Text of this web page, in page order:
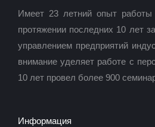
Имеет 23 летний опыт
протяжении последних 10 лет
управлением предприятий
внимание уделяет работе с
10 лет провел более 900
Информация